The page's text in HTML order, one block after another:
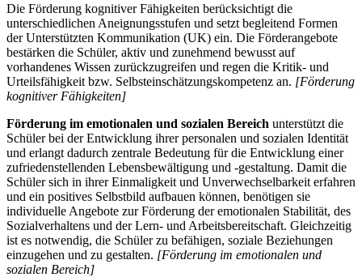
Die Förderung kognitiver Fähigkeiten berücksichtigt die
unterschiedlichen Aneignungsstufen und setzt begleitend Formen
der Unterstützten Kommunikation (UK) ein. Die Förderangebote
bestärken die Schüler, aktiv und zunehmend bewusst auf
vorhandenes Wissen zurückzugreifen und regen die Kritik- und
Urteilsfähigkeit bzw. Selbsteinschätzungskompetenz an. [Förderung
kognitiver Fähigkeiten]
Förderung im emotionalen und sozialen Bereich unterstützt die
Schüler bei der Entwicklung ihrer personalen und sozialen Identität
und erlangt dadurch zentrale Bedeutung für die Entwicklung einer
zufriedenstellenden Lebensbewältigung und -gestaltung. Damit die
Schüler sich in ihrer Einmaligkeit und Unverwechselbarkeit erfahren
und ein positives Selbstbild aufbauen können, benötigen sie
individuelle Angebote zur Förderung der emotionalen Stabilität, des
Sozialverhaltens und der Lern- und Arbeitsbereitschaft. Gleichzeitig
ist es notwendig, die Schüler zu befähigen, soziale Beziehungen
einzugehen und zu gestalten. [Förderung im emotionalen und
sozialen Bereich]